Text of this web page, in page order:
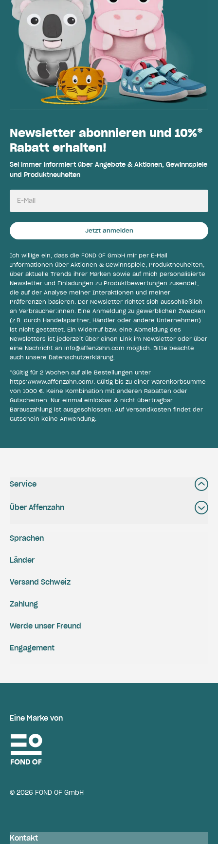
Newsletter abonnieren und 10%*
Rabatt erhalten!
Sei immer informiert über Angebote & Aktionen, Gewinnspiele
und Produktneuheiten
E-Mail
Jetzt anmelden
Ich willige ein, dass die FOND OF GmbH mir per E-Mail
Informationen über Aktionen & Gewinnspiele, Produktneuheiten,
über aktuelle Trends ihrer Marken sowie auf mich personalisierte
Newsletter und Einladungen zu Produktbewertungen zusendet,
die auf der Analyse meiner Interaktionen und meiner
Präferenzen basieren. Der Newsletter richtet sich ausschließlich
an Verbraucher:innen. Eine Anmeldung zu gewerblichen Zwecken
(z.B. durch Handelspartner, Händler oder andere Unternehmen)
ist nicht gestattet. Ein Widerruf bzw. eine Abmeldung des
Newsletters ist jederzeit über einen Link im Newsletter oder über
eine Nachricht an info@affenzahn.com möglich. Bitte beachte
auch unsere Datenschutzerklärung.
*Gültig für 2 Wochen auf alle Bestellungen unter
https://www.affenzahn.com/. Gültig bis zu einer Warenkorbsumme
von 1000 €. Keine Kombination mit anderen Rabatten oder
Gutscheinen. Nur einmal einlösbar & nicht übertragbar.
Barauszahlung ist ausgeschlossen. Auf Versandkosten findet der
Gutschein keine Anwendung.
Service
Über Affenzahn
Versand Schweiz
Zahlung
Engagement
Werde unser Freund
Sprachen
Länder
Eine Marke von
© 2026 FOND OF GmbH
Kontakt